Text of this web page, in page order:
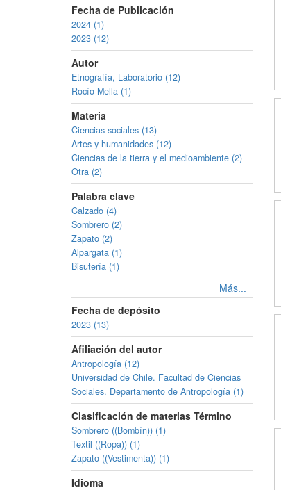
Fecha de Publicación
2024 (1)
2023 (12)
Autor
Etnografía, Laboratorio (12)
Rocío Mella (1)
Materia
Ciencias sociales (13)
Artes y humanidades (12)
Ciencias de la tierra y el medioambiente (2)
Otra (2)
Palabra clave
Calzado (4)
Sombrero (2)
Zapato (2)
Alpargata (1)
Bisutería (1)
Más...
Fecha de depósito
2023 (13)
Afiliación del autor
Antropología (12)
Universidad de Chile. Facultad de Ciencias
Sociales. Departamento de Antropología (1)
Clasificación de materias Término
Sombrero ((Bombín)) (1)
Textil ((Ropa)) (1)
Zapato ((Vestimenta)) (1)
Idioma